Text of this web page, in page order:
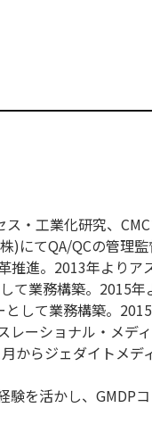
・工業化研究、
)にてQA/QCの管理
推進。2013年よりア
て業務構築。2015年
して業務構築。
ーショナル・メデ
からジェダイトメデ
を活かし、GMDP